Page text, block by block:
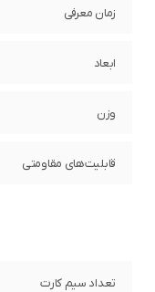
زمان معرفی
ابعاد
وزن
قابلیت‌های مقاومتی
تعداد سیم کارت